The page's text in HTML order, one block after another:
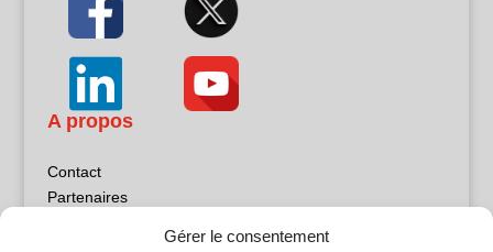
Gérer le consentement
A propos
Contact
Partenaires